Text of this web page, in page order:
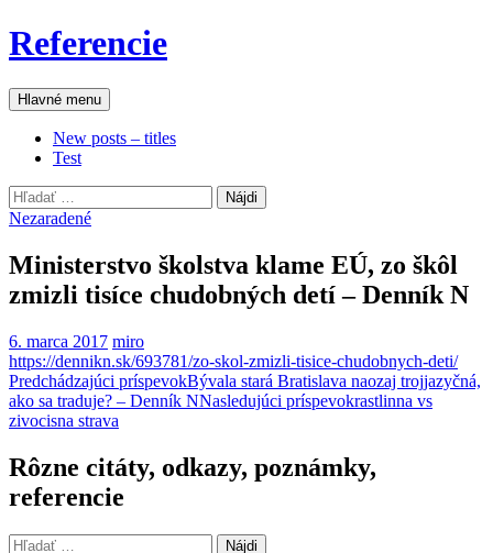
Preskočiť
na
Referencie
Hľadať
Hlavné menu
New posts – titles
Test
Hľadať:
Nezaradené
Ministerstvo školstva klame EÚ, zo škôl
zmizli tisíce chudobných detí – Denník N
6. marca 2017 miro
https://dennikn.sk/693781/zo-skol-zmizli-tisice-chudobnych-deti/
Navigácia
článkami
Predchádzajúci príspevokBývala stará Bratislava naozaj trojjazyčná,
ako sa traduje? – Denník NNasledujúci príspevokrastlinna vs
zivocisna strava
Rôzne citáty, odkazy, poznámky,
referencie
Hľadať: